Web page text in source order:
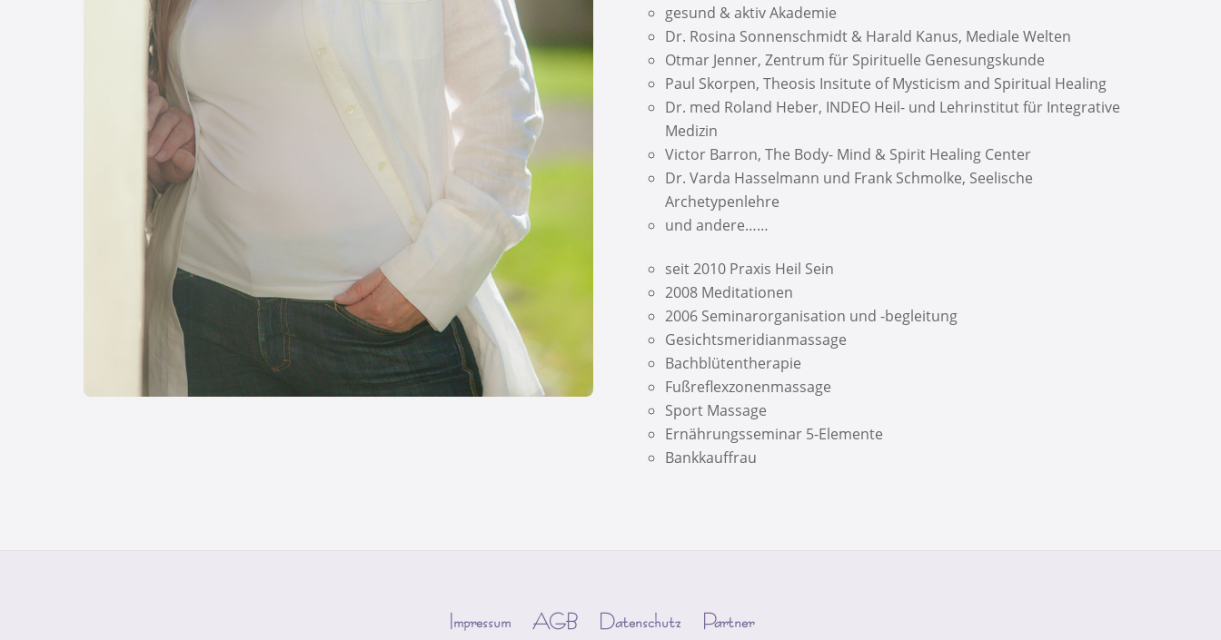
gesund & aktiv Akademie
Dr. Rosina Sonnenschmidt & Harald Kanus, Mediale Welten
Otmar Jenner, Zentrum für Spirituelle Genesungskunde
Paul Skorpen, Theosis Insitute of Mysticism and Spiritual Healing
Dr. med Roland Heber, INDEO Heil- und Lehrinstitut für Integrative
Medizin
Victor Barron, The Body- Mind & Spirit Healing Center
Dr. Varda Hasselmann und Frank Schmolke, Seelische
Archetypenlehre
und andere……
seit 2010 Praxis Heil Sein
2008 Meditationen
2006 Seminarorganisation und -begleitung
Gesichtsmeridianmassage
Bachblütentherapie
Fußreflexzonenmassage
Sport Massage
Ernährungsseminar 5-Elemente
Bankkauffrau
AGB Datenschutz Partner